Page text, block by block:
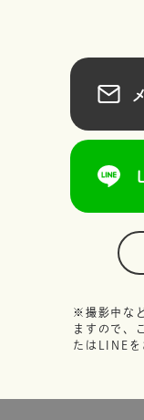
メー
※撮影中な
ますので、
たはLINEを